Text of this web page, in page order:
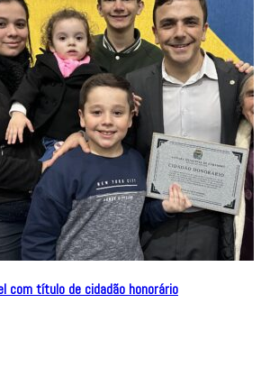
com título de cidadão honorário